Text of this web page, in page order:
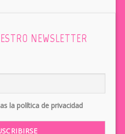
NEWSLETTER
la política de privacidad